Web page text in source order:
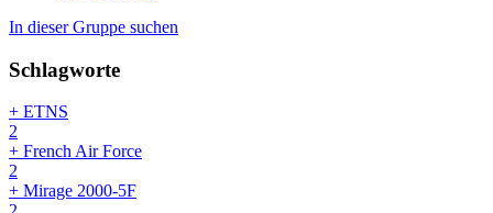
In dieser Gruppe suchen
Schlagworte
+ ETNS
2
+ French Air Force
2
+ Mirage 2000-5F